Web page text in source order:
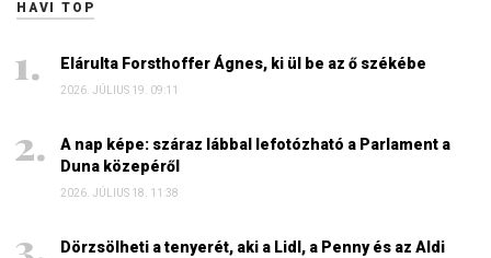
HAVI TOP
Elárulta Forsthoffer Ágnes, ki ül be az ő székébe
2026. JÚLIUS 19. 09:11
A nap képe: száraz lábbal lefotózható a Parlament a
Duna közepéről
2026. JÚLIUS 18. 11:38
Dörzsölheti a tenyerét, aki a Lidl, a Penny és az Aldi